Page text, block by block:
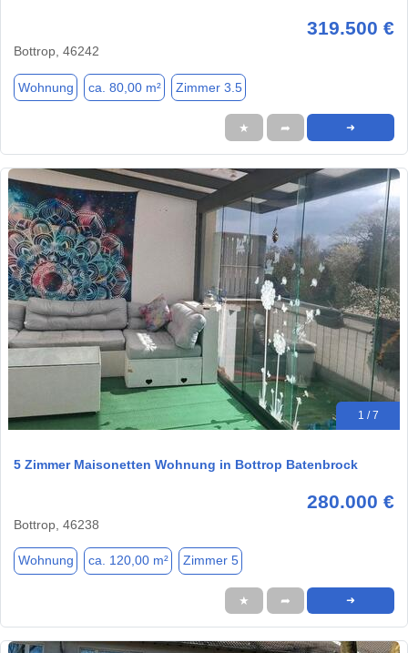
319.500 €
Bottrop, 46242
Wohnung ca. 80,00 m² Zimmer 3.5
★ ➦ ➜
1 / 7
5 Zimmer Maisonetten Wohnung in Bottrop Batenbrock
280.000 €
Bottrop, 46238
Wohnung ca. 120,00 m² Zimmer 5
★ ➦ ➜